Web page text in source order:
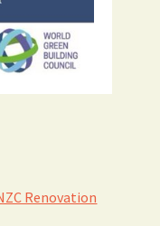
Renovation